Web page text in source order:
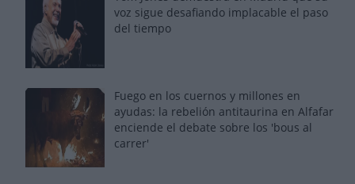
voz sigue desafiando implacable el paso
del tiempo
Fuego en los cuernos y millones en
ayudas: la rebelión antitaurina en Alfafar
enciende el debate sobre los 'bous al
carrer'